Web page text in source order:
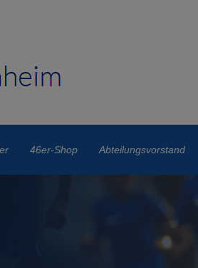
46er-Shop Abteilungsvorstand